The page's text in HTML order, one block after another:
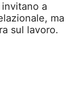
a
ma
sul lavoro.